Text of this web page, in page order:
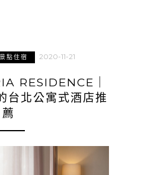
景點住宿 2020-11-21
RESIDENCE｜
台北公寓式酒店推
薦